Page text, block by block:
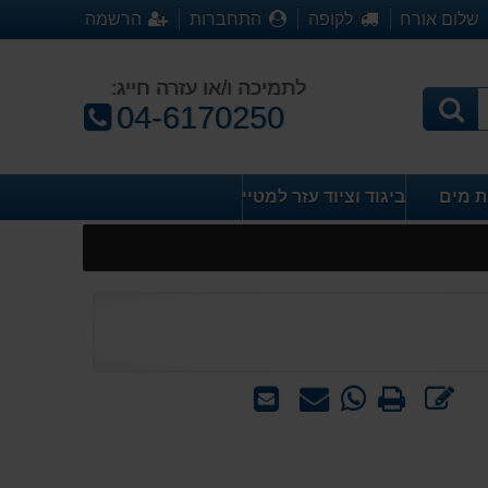
שלום אורח לקופה התחברות הרשמה
לתמיכה ו/או עזרה חייג:
טלפון:
04-6170250
מים ביגוד וציוד עזר למטייל
שלח
שאל WhatsApp
הדפס